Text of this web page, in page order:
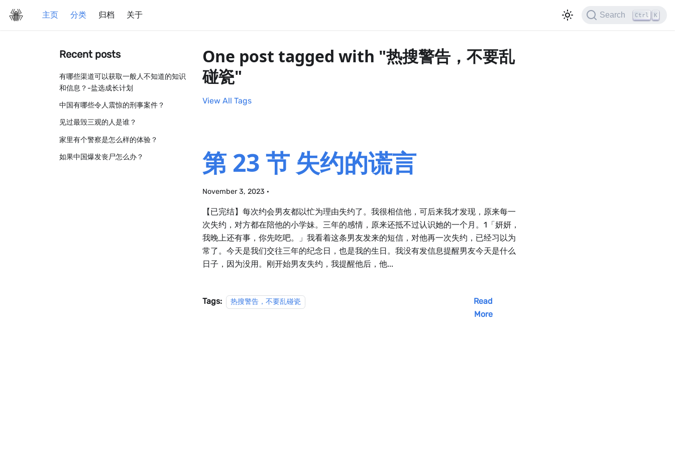
主页 分类 归档 关于 Search Ctrl K
Recent posts
有哪些渠道可以获取一般人不知道的知识
和信息？-盐选成长计划
中国有哪些令人震惊的刑事案件？
见过最毁三观的人是谁？
家里有个警察是怎么样的体验？
如果中国爆发丧尸怎么办？
One post tagged with "热搜警告，不要乱
碰瓷"
View All Tags
第 23 节 失约的谎言
November 3, 2023 ·
【已完结】每次约会男友都以忙为理由失约了。我很相信他，可后来我才发现，原来每一
次失约，对方都在陪他的小学妹。三年的感情，原来还抵不过认识她的一个月。1「妍妍，
我晚上还有事，你先吃吧。」我看着这条男友发来的短信，对他再一次失约，已经习以为
常了。今天是我们交往三年的纪念日，也是我的生日。我没有发信息提醒男友今天是什么
日子，因为没用。刚开始男友失约，我提醒他后，他...
Tags: 热搜警告，不要乱碰瓷
Read
More